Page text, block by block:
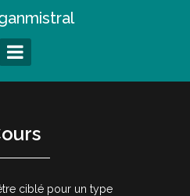
ciblé pour un type